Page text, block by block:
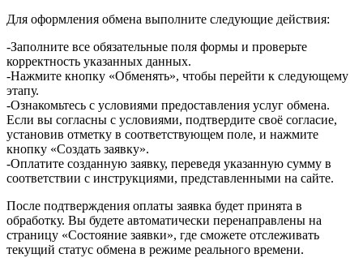
Для оформления обмена выполните следующие действия:
-Заполните все обязательные поля формы и проверьте
корректность указанных данных.
-Нажмите кнопку «Обменять», чтобы перейти к следующему
этапу.
-Ознакомьтесь с условиями предоставления услуг обмена.
Если вы согласны с условиями, подтвердите своё согласие,
установив отметку в соответствующем поле, и нажмите
кнопку «Создать заявку».
-Оплатите созданную заявку, переведя указанную сумму в
соответствии с инструкциями, представленными на сайте.
После подтверждения оплаты заявка будет принята в
обработку. Вы будете автоматически перенаправлены на
страницу «Состояние заявки», где сможете отслеживать
текущий статус обмена в режиме реального времени.